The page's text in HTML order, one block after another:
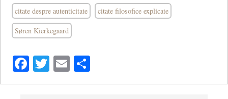
citate despre autenticitate citate filosofice explicate
Søren Kierkegaard
Facebook
Twitter
Email